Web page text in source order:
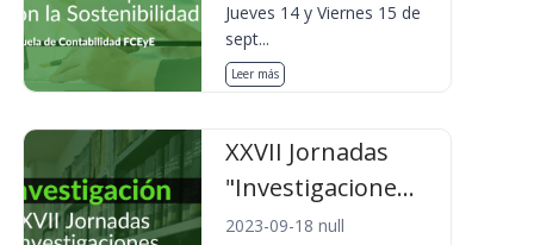
Jueves 14 y Viernes 15 de
sept...
Leer más
XXVII Jornadas
"Investigacione...
2023-09-18 null